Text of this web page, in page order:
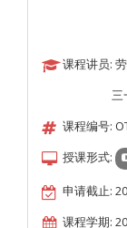
课程讲员:
三一福
课程编号:
授课形式:
申请截止:
课程学期: